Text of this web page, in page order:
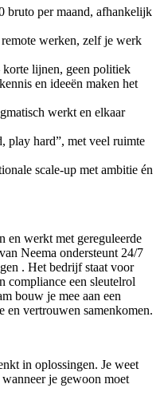
bruto per maand, afhankelijk
werken, zelf je werk
lijnen, geen politiek
en ideeën maken het
werkt en elkaar
play hard”, met veel ruimte
scale-up met ambitie én
en werkt met gereguleerde
Neema ondersteunt 24/7
. Het bedrijf staat voor
compliance een sleutelrol
bouw je mee aan een
en vertrouwen samenkomen.
in oplossingen. Je weet
je gewoon moet